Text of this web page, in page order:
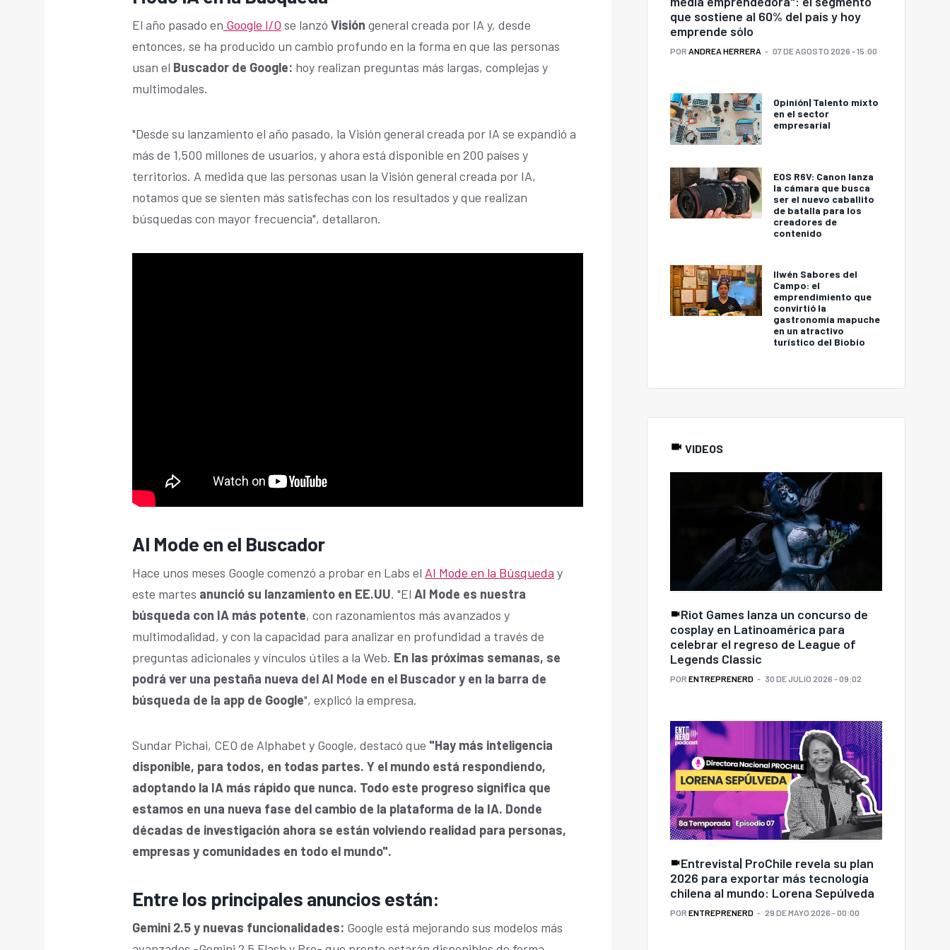
El año pasado en Google I/O se lanzó Visión general creada por IA y, desde
entonces, se ha producido un cambio profundo en la forma en que las personas
usan el Buscador de Google: hoy realizan preguntas más largas, complejas y
multimodales.
"Desde su lanzamiento el año pasado, la Visión general creada por IA se expandió a
más de 1,500 millones de usuarios, y ahora está disponible en 200 países y
territorios. A medida que las personas usan la Visión general creada por IA,
notamos que se sienten más satisfechas con los resultados y que realizan
búsquedas con mayor frecuencia", detallaron.
AI Mode en el Buscador
Hace unos meses Google comenzó a probar en Labs el AI Mode en la Búsqueda y
este martes anunció su lanzamiento en EE.UU. "El AI Mode es nuestra
búsqueda con IA más potente, con razonamientos más avanzados y
multimodalidad, y con la capacidad para analizar en profundidad a través de
preguntas adicionales y vínculos útiles a la Web. En las próximas semanas, se
podrá ver una pestaña nueva del AI Mode en el Buscador y en la barra de
búsqueda de la app de Google", explicó la empresa.
Sundar Pichai, CEO de Alphabet y Google, destacó que "Hay más inteligencia
disponible, para todos, en todas partes. Y el mundo está respondiendo,
adoptando la IA más rápido que nunca. Todo este progreso significa que
estamos en una nueva fase del cambio de la plataforma de la IA. Donde
décadas de investigación ahora se están volviendo realidad para personas,
empresas y comunidades en todo el mundo".
Entre los principales anuncios están:
Gemini 2.5 y nuevas funcionalidades: Google está mejorando sus modelos más
que sostiene al 60% del país y hoy
emprende sólo
POR ANDREA HERRERA 07 DE AGOSTO 2026 - 15:00
Opinión| Talento mixto
en el sector
empresarial
EOS R6V: Canon lanza
la cámara que busca
ser el nuevo caballito
de batalla para los
creadores de
contenido
Ilwén Sabores del
Campo: el
emprendimiento que
convirtió la
gastronomía mapuche
en un atractivo
turístico del Biobío
VIDEOS
Riot Games lanza un concurso de
cosplay en Latinoamérica para
celebrar el regreso de League of
Legends Classic
POR ENTREPRENERD 30 DE JULIO 2026 - 09:02
Entrevista| ProChile revela su plan
2026 para exportar más tecnología
chilena al mundo: Lorena Sepúlveda
POR ENTREPRENERD 29 DE MAYO 2026 - 00:00